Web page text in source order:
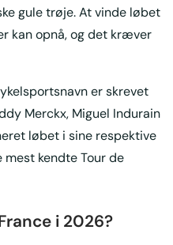
gule trøje. At vinde løbet
kan opnå, og det kræver
er skrevet
Merckx, Miguel Indurain
løbet i sine respektive
mest kendte Tour de
i 2026?